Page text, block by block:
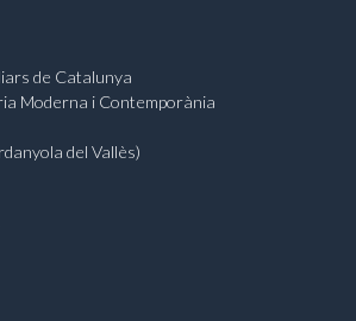
de Catalunya
Moderna i Contemporània
del Vallès)